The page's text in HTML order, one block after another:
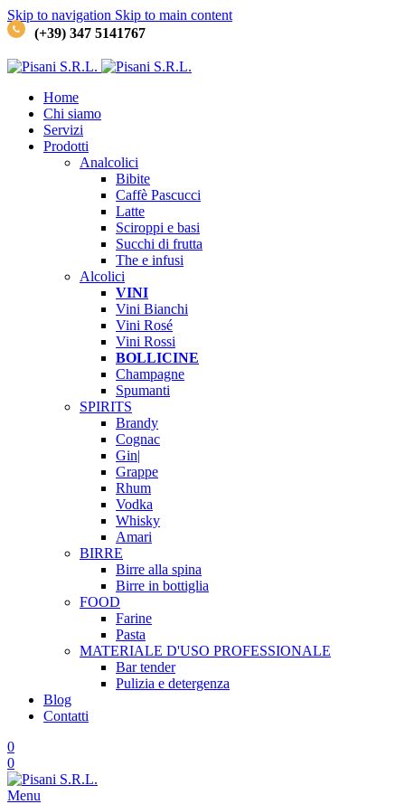
Skip to navigation Skip to main content
(+39) 347 5141767
Home
Chi siamo
Servizi
Prodotti
Analcolici
Bibite
Caffè Pascucci
Latte
Sciroppi e basi
Succhi di frutta
The e infusi
Alcolici
VINI
Vini Bianchi
Vini Rosé
Vini Rossi
BOLLICINE
Champagne
Spumanti
SPIRITS
Brandy
Cognac
Gin|
Grappe
Rhum
Vodka
Whisky
Amari
BIRRE
Birre alla spina
Birre in bottiglia
FOOD
Farine
Pasta
MATERIALE D'USO PROFESSIONALE
Bar tender
Pulizia e detergenza
Blog
Contatti
0
0
Menu